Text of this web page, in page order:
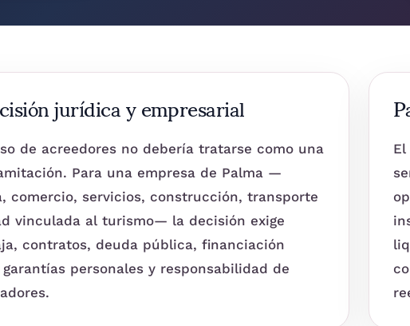
jurídica y empresarial
de acreedores no debería tratarse como una
Para una empresa de Palma —
comercio, servicios, construcción, transporte
vinculada al turismo— la decisión exige
contratos, deuda pública, financiación
personales y responsabilidad de